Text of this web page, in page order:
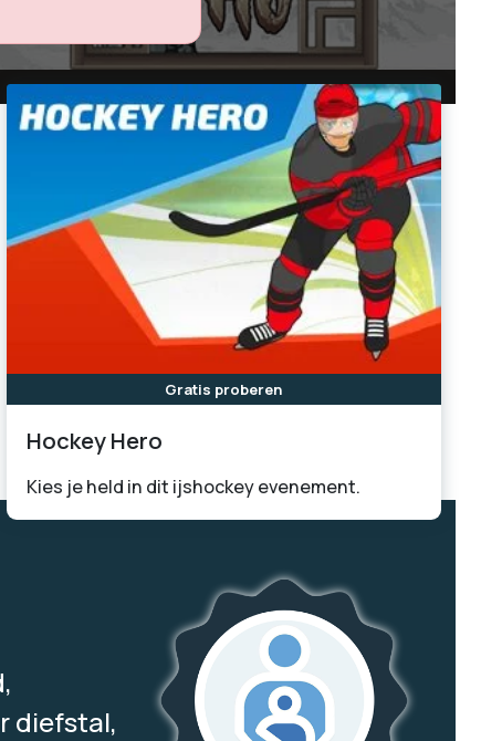
Gratis proberen
Hockey Hero
Kies je held in dit ijshockey evenement.
diefstal,